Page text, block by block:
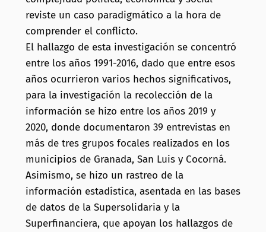
reviste un caso paradigmático a la hora de
comprender el conflicto.
El hallazgo de esta investigación se concentró
entre los años 1991-2016, dado que entre esos
años ocurrieron varios hechos significativos,
para la investigación la recolección de la
información se hizo entre los años 2019 y
2020, donde documentaron 39 entrevistas en
más de tres grupos focales realizados en los
municipios de Granada, San Luis y Cocorná.
Asimismo, se hizo un rastreo de la
información estadística, asentada en las bases
de datos de la Supersolidaria y la
Superfinanciera, que apoyan los hallazgos de